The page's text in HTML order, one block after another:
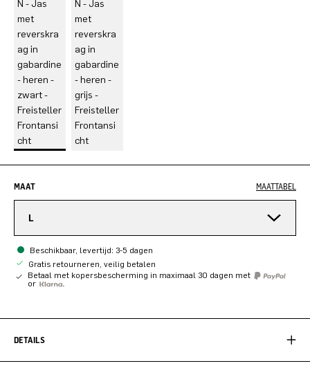
MAAT MAATTABEL
L
Beschikbaar, levertijd: 3-5 dagen
Gratis retourneren, veilig betalen
Betaal met kopersbescherming in maximaal 30 dagen met
or
DETAILS